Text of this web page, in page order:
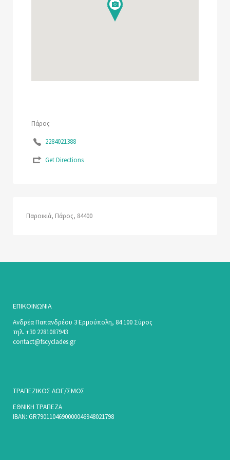
Πάρος
2284021388
Get Directions
Παροικιά, Πάρος, 84400
ΕΠΙΚΟΙΝΩΝΊΑ
Ανδρέα Παπανδρέου 3 Ερμούπολη, 84 100 Σύρος
τηλ. +30 2281087943
contact@fscyclades.gr
ΤΡΑΠΕΖΙΚΟΣ ΛΟΓ/ΣΜΟΣ
ΕΘΝΙΚΗ ΤΡΑΠΕΖΑ
ΙΒΑΝ: GR7901104690000046948021798